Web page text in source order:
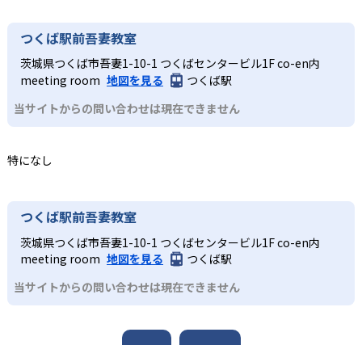
材監修はRailsプログラマーとして活躍する鳥井雪 氏で、科
学教室の監修は京都大学iCeMS特定助教の樋口雅一 氏。さ
んすう数学教室のアドバイザーには東京大学先端科学技術
研究センター教授の西成活裕 氏と、各分野の第一線で活躍
する人物が監修者・アドバイザーとして名を連ねる。
3 全国規模の安心感
日本全国47都道府県に2,000以上の教室を展開し、27,000
れ、仲間と切磋琢磨できる環境を提供している。
楽しく学びを継続したい子ども
実際にロボットを作成するロボット教室、スモールステッ
プのこどもプログラミング教室、実験から学ぶ科学教室な
工夫が凝らされている。
もは実験や制作活動などを楽しみながら、学びを深めてい
り、探究力と表現力を磨くことができる。
修に基づいた内容で、子どもの探究意欲を引き出すことが
可能だ。全国2,000以上の教室ネットワークや全国大会を通
じたコミュニティ活動により、同世代の仲間と切磋琢磨で
きる環境が整い、継続的な学習意欲を維持しやすい点も大
きなメリットである。
どんなデメリットがある?
が中心であり、短期間でのスキル定着には家庭での復習や
用、毎月の授業料や材料費などが発生することもあるた
め、費用負担の点も留意が必要である。
ヒューマンアカデミージュニアは合格実績を公式サイトで
公開していない。
つくば駅前吾妻教室
茨城県つくば市吾妻1-10-1 つくばセンタービル1F co-en内
meeting room 地図を見る
つくば駅
当サイトからの問い合わせは現在できません
特になし
つくば駅前吾妻教室
茨城県つくば市吾妻1-10-1 つくばセンタービル1F co-en内
meeting room 地図を見る
つくば駅
当サイトからの問い合わせは現在できません